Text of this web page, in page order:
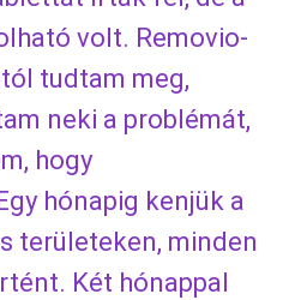
volt. Removio-
tudtam meg,
neki a problémát,
hogy
hónapig kenjük a
területeken, minden
Két hónappal